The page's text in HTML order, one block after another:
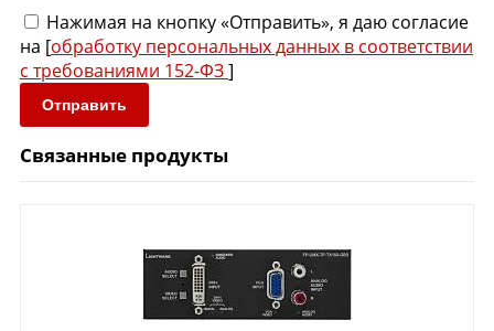
Нажимая на кнопку «Отправить», я даю согласие
на [обработку персональных данных в соответствии
с требованиями 152-ФЗ]
Отправить
Связанные продукты